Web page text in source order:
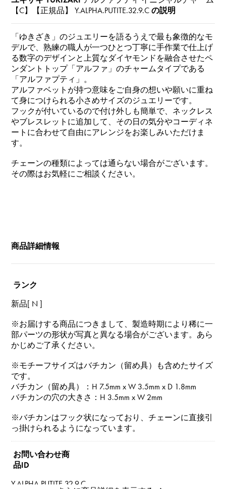
【C】【正規品】
Y.ALPHA.PUTITE.32.9.C の説明
「ゆきざき」のジュエリーを語るうえで最も象徴的なモ
デルで、熟練の職人が一つひとつ丁寧に手作業で仕上げ
る数字のデザインと上質なダイヤモンドを融合させたペ
ンダントトップ「アルファ」のチャームタイプである
「アルファプティ」。
アルファベットが持つ意味をご自身の想いや願いに重ね
て身につけられる小さめサイズのジュエリーです。
フックが付いているので付け外しも簡単で、ネックレス
やブレスレットに追加して、その日の気分やコーディネ
ートに合わせて自由にアレンジをお楽しみいただけま
す。
チェーンの種類によっては通らない場合がございます。
その際はお気軽にご相談ください。
商品詳細情報
ランク
新品[ N ]
※お届けする商品につきまして、製造時期により稀に一
部パーツの形状が写真と異なる場合がございます。あら
かじめご了承ください。
※モチーフサイズはバチカン（留め具）も含めたサイズ
です。
バチカン（留め具）：H 7.5mm x W 3.5mm x D 1.8mm
バチカンの穴の大きさ：H 3.5mm x W 2mm
※バチカンはフック状になっており、チェーンに直接引
っ掛けられるようになっています。
お問い合わせ商
品ID
Y.ALPHA.PUTITE.32.9.C